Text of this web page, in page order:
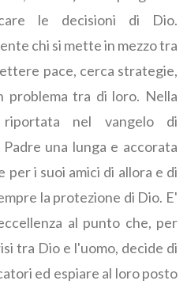
le decisioni di Dio.
chi si mette in mezzo tra
pace, cerca strategie,
problema tra di loro. Nella
riportata nel vangelo di
una lunga e accorata
i suoi amici di allora e di
la protezione di Dio. E'
al punto che, per
tra Dio e l'uomo, decide di
ed espiare al loro posto